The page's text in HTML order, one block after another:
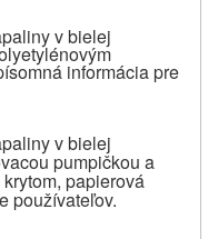
v bielej
informácia pre
v bielej
pumpičkou a
papierová
používateľov.